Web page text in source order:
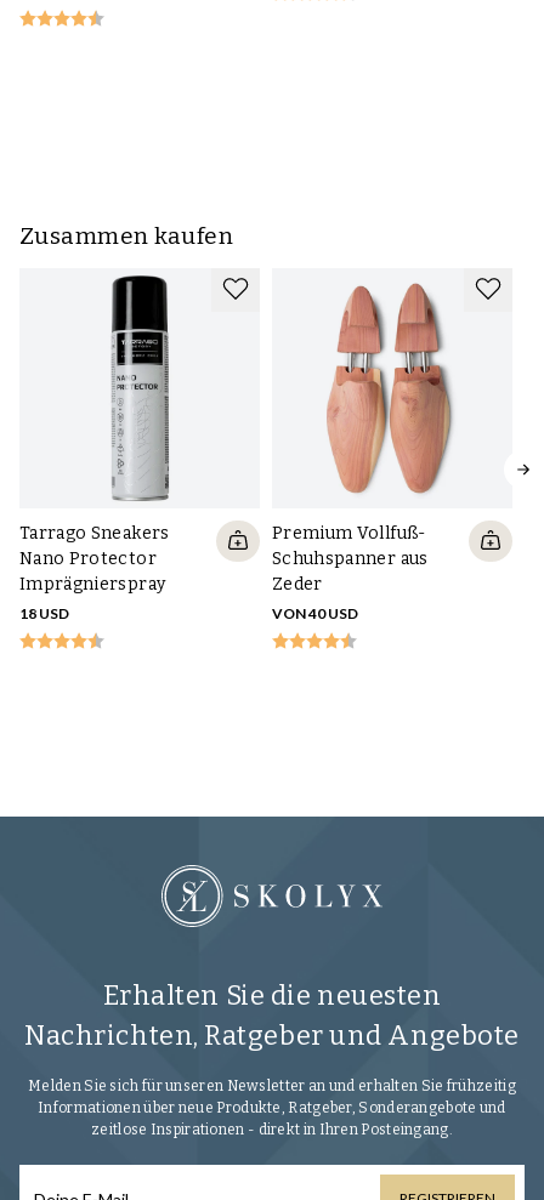
Zusammen kaufen
Tarrago Sneakers
Nano Protector
Imprägnierspray
18 USD
Premium Vollfuß-
Schuhspanner aus
Zeder
VON 40 USD
Erhalten Sie die neuesten
Nachrichten, Ratgeber und Angebote
Melden Sie sich für unseren Newsletter an und erhalten Sie frühzeitig
Informationen über neue Produkte, Ratgeber, Sonderangebote und
zeitlose Inspirationen - direkt in Ihren Posteingang.